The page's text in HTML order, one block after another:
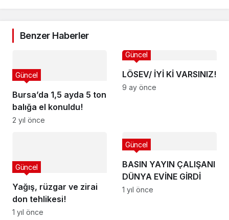
Benzer Haberler
Bursa’da 1,5 ayda 5 ton
balığa el konuldu!
Güncel
2 yıl önce
LÖSEV/ İYİ Kİ VARSINIZ!
Güncel
9 ay önce
Yağış, rüzgar ve zirai
don tehlikesi!
Güncel
1 yıl önce
BASIN YAYIN ÇALIŞANI
DÜNYA EVİNE GİRDİ
Güncel
1 yıl önce